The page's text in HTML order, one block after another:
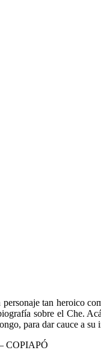
tan heroico
sobre el Che.
para dar cauce a
COPIAPÓ